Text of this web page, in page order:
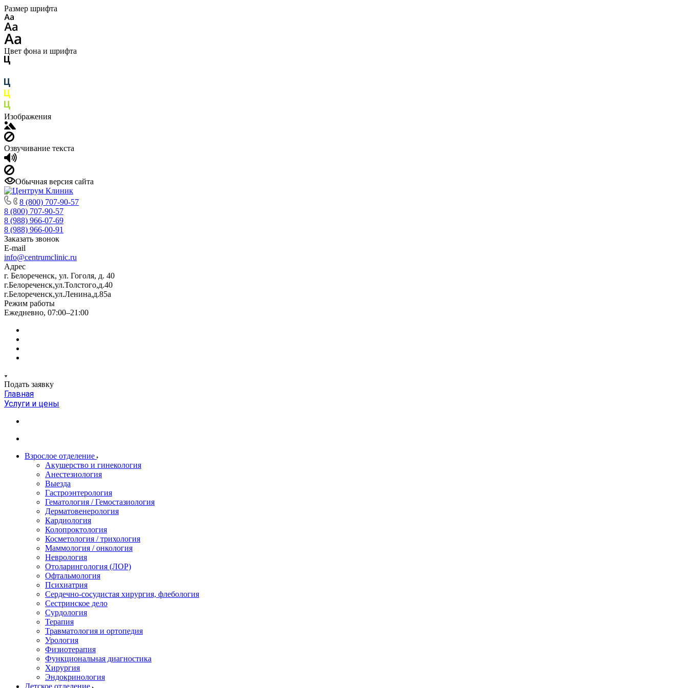
Размер шрифта
Цвет фона и шрифта
Изображения
Озвучивание текста
Обычная версия сайта
8 (800) 707-90-57
8 (800) 707-90-57
8 (988) 966-07-69
8 (988) 966-00-91
Заказать звонок
E-mail
info@centrumclinic.ru
Адрес
г. Белореченск, ул. Гоголя, д. 40
г.Белореченск,ул.Толстого,д.40
г.Белореченск,ул.Ленина,д.85а
Режим работы
Ежедневно, 07:00–21:00
Подать заявку
Главная
Услуги и цены
Взрослое отделение
Акушерство и гинекология
Анестезиология
Выезда
Гастроэнтерология
Гематология / Гемостазиология
Дерматовенерология
Кардиология
Колопроктология
Косметология / трихология
Маммология / онкология
Неврология
Отоларингология (ЛОР)
Офтальмология
Психиатрия
Сердечно-сосудистая хирургия, флебология
Сестринское дело
Сурдология
Терапия
Травматология и ортопедия
Урология
Физиотерапия
Функциональная диагностика
Хирургия
Эндокринология
Детское отделение